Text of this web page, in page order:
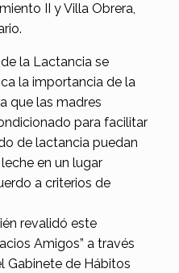
II y Villa Obrera,
la Lactancia se
la importancia de la
que las madres
para facilitar
de lactancia puedan
en un lugar
a criterios de
revalidó este
Amigos” a través
Gabinete de Hábitos